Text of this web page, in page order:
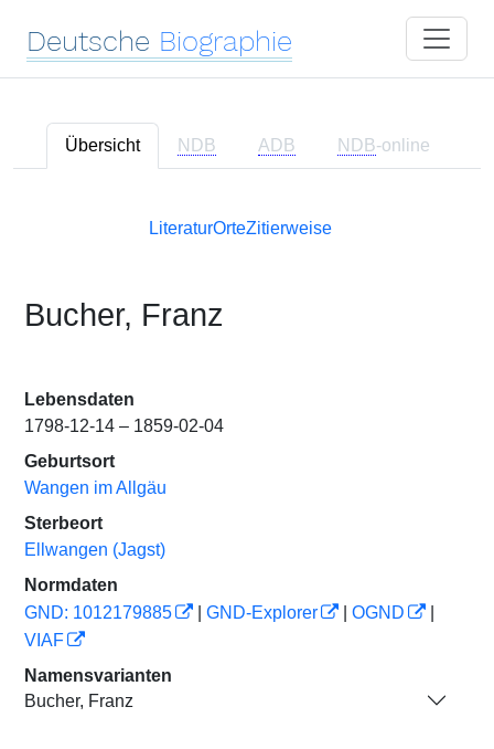
Deutsche Biographie
Übersicht NDB ADB NDB-online
LiteraturOrteZitierweise
Bucher, Franz
Lebensdaten
1798-12-14 – 1859-02-04
Geburtsort
Wangen im Allgäu
Sterbeort
Ellwangen (Jagst)
Normdaten
GND: 1012179885
GND-Explorer OGND
VIAF
Namensvarianten
Bucher, Franz